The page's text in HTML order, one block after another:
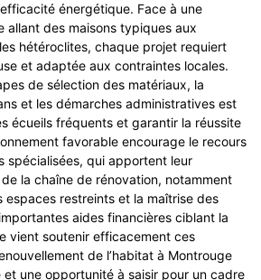
énergétique. Face à une
allant des maisons typiques aux
hétéroclites, chaque projet requiert
et adaptée aux contraintes locales.
de sélection des matériaux, la
et les démarches administratives est
écueils fréquents et garantir la réussite
favorable encourage le recours
spécialisées, qui apportent leur
la chaîne de rénovation, notamment
espaces restreints et la maîtrise des
aides financières ciblant la
vient soutenir efficacement ces
de l’habitat à Montrouge
une opportunité à saisir pour un cadre